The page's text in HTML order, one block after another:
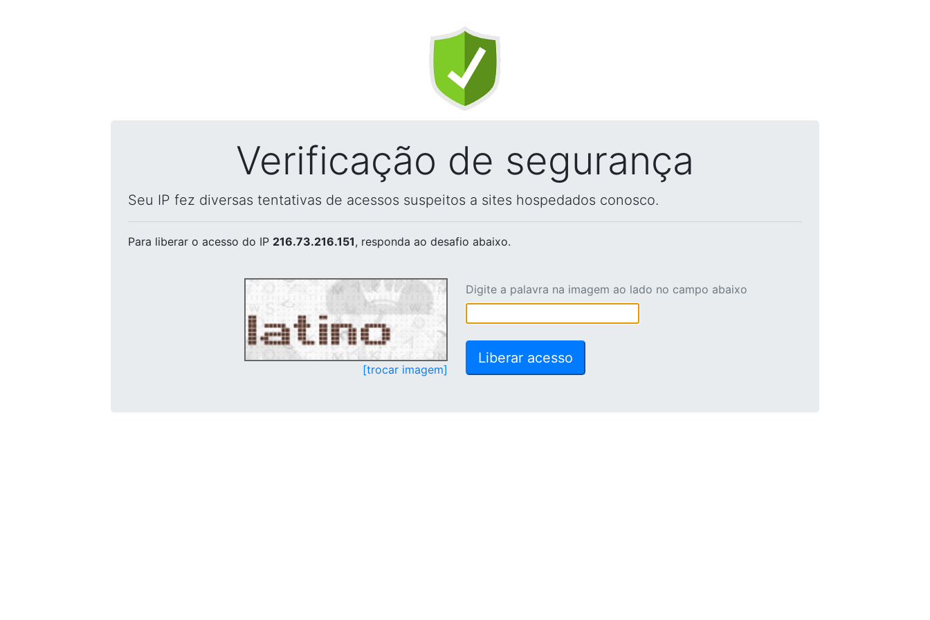
Verificação de segurança
Seu IP fez diversas tentativas de acessos suspeitos a sites hospedados conosco.
Para liberar o acesso do IP 216.73.216.151, responda ao desafio abaixo.
[trocar imagem]
Digite a palavra na imagem ao lado no campo abaixo